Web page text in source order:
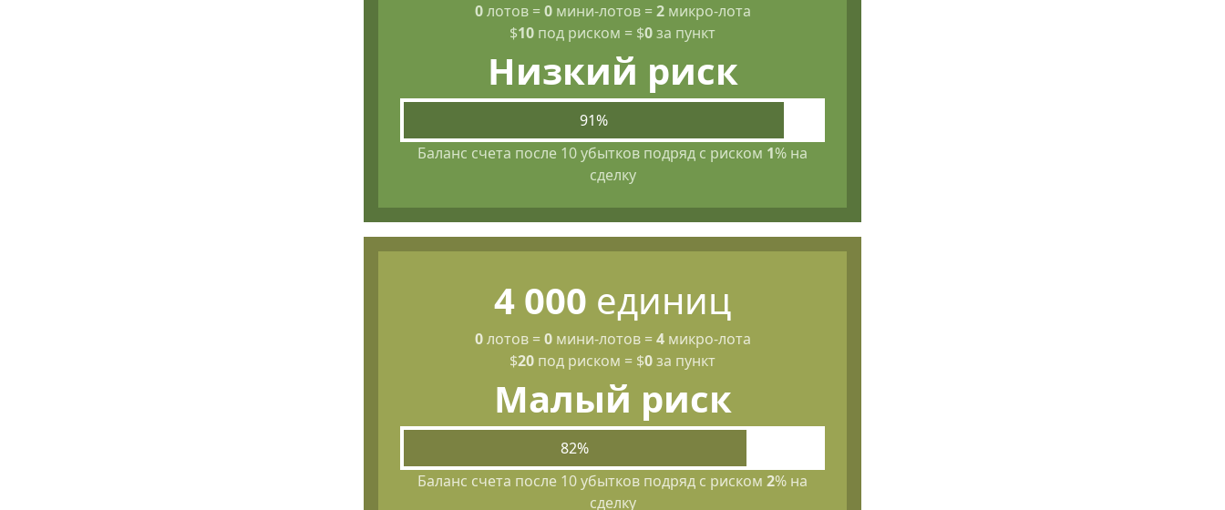
0лотов =0мини-лотов =2микро-лота
$10 под риском = $0за пункт
Низкий риск
91%
Баланс счета после 10 убытков подряд с риском 1% на
сделку
4 000 единиц
0лотов =0мини-лотов =4микро-лота
$20 под риском = $0за пункт
Малый риск
82%
Баланс счета после 10 убытков подряд с риском 2% на
сделку